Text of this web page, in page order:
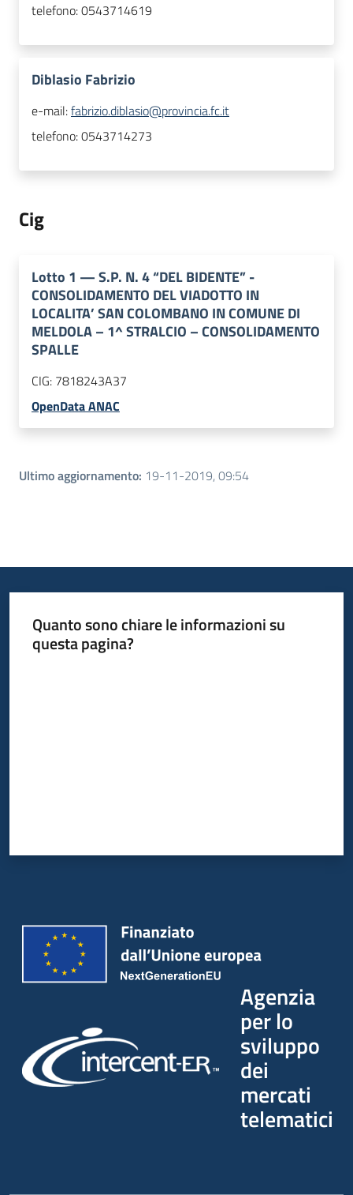
telefono:0543714619
Diblasio Fabrizio
e-mail:fabrizio.diblasio@provincia.fc.it
telefono:0543714273
Cig
Lotto 1 —S.P. N. 4 “DEL BIDENTE” -
CONSOLIDAMENTO DEL VIADOTTO IN
LOCALITA’ SAN COLOMBANO IN COMUNE DI
MELDOLA – 1^ STRALCIO – CONSOLIDAMENTO
SPALLE
CIG: 7818243A37
OpenData ANAC
Ultimo aggiornamento: 19-11-2019, 09:54
Quanto sono chiare le informazioni su
questa pagina?
Agenzia
per lo
sviluppo
dei
mercati
telematici